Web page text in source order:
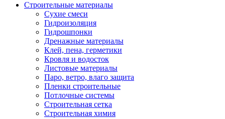
Строительные материалы
Сухие смеси
Гидроизоляция
Гидрошпонки
Дренажные материалы
Клей, пена, герметики
Кровля и водосток
Листовые материалы
Паро, ветро, влаго защита
Пленки строительные
Потлочные системы
Строительная сетка
Строительная химия